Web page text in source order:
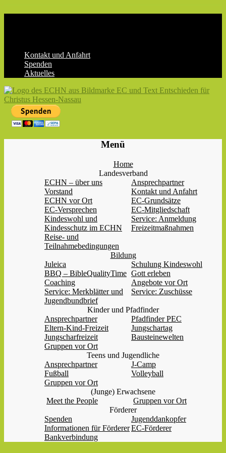
Kontakt und Anfahrt
Spenden
Aktuelles
ECHN
EC-
Menü
Home
Landesverband
ECHN – über uns
Ansprechpartner
Vorstand
Kontakt und Anfahrt
ECHN vor Ort
EC-Grundsätze
EC-Versprechen
EC-Mitgliedschaft
Kindeswohl und
Kindesschutz im ECHN
Service: Anmeldung
Freizeitmaßnahmen
Reise- und
Teilnahmebedingungen
Bildung
Juleica
Schulung Kindeswohl
BBQ – BibleQualityTime Gott erleben
Coaching
Angebote vor Ort
Service: Merkblätter und
Jugendbundbrief
Service: Zuschüsse
Kinder und Pfadfinder
Ansprechpartner
Pfadfinder PEC
Eltern-Kind-Freizeit
Jungschartag
Jungscharfreizeit
Bausteinewelten
Gruppen vor Ort
Teens und Jugendliche
Ansprechpartner
J-Camp
Fußball
Volleyball
Gruppen vor Ort
(Junge) Erwachsene
Meet the People
Gruppen vor Ort
Förderer
Spenden
Jugenddankopfer
Informationen für FördererEC-Förderer
Bankverbindung